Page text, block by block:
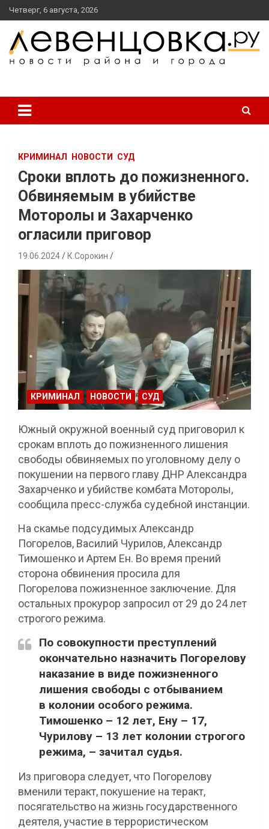
перейти
к
содержанию
Четверг, 6 августа, 2026
КРИМИНАЛ НОВОСТИ СУД
Сроки вплоть до пожизненного.
Обвиняемым в убийстве
Моторолы и Захарченко
огласили приговор
19.06.2024 К.Сорокин
КРИМИНАЛ НОВОСТИ СУД
Южный окружной военный суд приговорил к
срокам вплоть до пожизненного лишения
свободы обвиняемых по уголовному делу о
покушении на первого главу ДНР Александра
Захарченко и убийстве комбата Моторолы,
сообщила пресс-служба судебной инстанции.
На скамье подсудимых Александр
Погорелов, Василий Чурилов, Александр
Тимошенко и Артем Ен. Во время прений
сторона обвинения просила для
Погорелова пожизненное заключение. Для
остальных прокурор запросил от 29 до 24 лет
строгого режима.
По совокупности преступлений
окончательно назначить Погорелову
наказание в виде пожизненного
лишения свободы с отбыванием
в колонии особого режима.
Тимошенко – 12 лет, Ену – 17,
Чурилову – 13 лет колонии строгого
режима, – зачитал судья.
Из приговора следует, что Погорелову
вменили теракт, покушение на теракт,
посягательство на жизнь государственного
деятеля, участие в террористическом